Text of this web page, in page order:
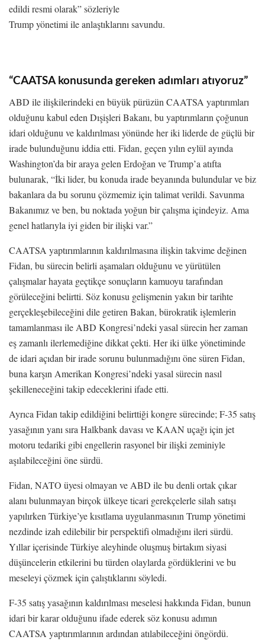
edildi resmi olarak” sözleriyle
Trump yönetimi ile anlaştıklarını savundu.
“CAATSA konusunda gereken adımları atıyoruz”
ABD ile ilişkilerindeki en büyük pürüzün CAATSA yaptırımları
olduğunu kabul eden Dışişleri Bakanı, bu yaptırımların çoğunun
idari olduğunu ve kaldırılması yönünde her iki liderde de güçlü bir
irade bulunduğunu iddia etti. Fidan, geçen yılın eylül ayında
Washington’da bir araya gelen Erdoğan ve Trump’a atıfta
bulunarak, “İki lider, bu konuda irade beyanında bulundular ve biz
bakanlara da bu sorunu çözmemiz için talimat verildi. Savunma
Bakanımız ve ben, bu noktada yoğun bir çalışma içindeyiz. Ama
genel hatlarıyla iyi giden bir ilişki var.”
CAATSA yaptırımlarının kaldırılmasına ilişkin takvime değinen
Fidan, bu sürecin belirli aşamaları olduğunu ve yürütülen
çalışmalar hayata geçtikçe sonuçların kamuoyu tarafından
görüleceğini belirtti. Söz konusu gelişmenin yakın bir tarihte
gerçekleşebileceğini dile getiren Bakan, bürokratik işlemlerin
tamamlanması ile ABD Kongresi’ndeki yasal sürecin her zaman
eş zamanlı ilerlemediğine dikkat çekti. Her iki ülke yönetiminde
de idari açıdan bir irade sorunu bulunmadığını öne süren Fidan,
buna karşın Amerikan Kongresi’ndeki yasal sürecin nasıl
şekilleneceğini takip edeceklerini ifade etti.
Ayrıca Fidan takip edildiğini belirttiği kongre sürecinde; F-35 satış
yasağının yanı sıra Halkbank davası ve KAAN uçağı için jet
motoru tedariki gibi engellerin rasyonel bir ilişki zeminiyle
aşılabileceğini öne sürdü.
Fidan, NATO üyesi olmayan ve ABD ile bu denli ortak çıkar
alanı bulunmayan birçok ülkeye ticari gerekçelerle silah satışı
yapılırken Türkiye’ye kısıtlama uygulanmasının Trump yönetimi
nezdinde izah edilebilir bir perspektifi olmadığını ileri sürdü.
Yıllar içerisinde Türkiye aleyhinde oluşmuş birtakım siyasi
düşüncelerin etkilerini bu türden olaylarda gördüklerini ve bu
meseleyi çözmek için çalıştıklarını söyledi.
F-35 satış yasağının kaldırılması meselesi hakkında Fidan, bunun
idari bir karar olduğunu ifade ederek söz konusu adımın
CAATSA yaptırımlarının ardından atılabileceğini öngördü.